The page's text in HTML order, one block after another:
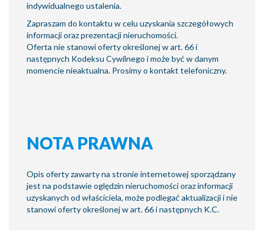
indywidualnego ustalenia.
Zapraszam do kontaktu w celu uzyskania szczegółowych
informacji oraz prezentacji nieruchomości.
Oferta nie stanowi oferty określonej w art. 66 i
następnych Kodeksu Cywilnego i może być w danym
momencie nieaktualna. Prosimy o kontakt telefoniczny.
NOTA PRAWNA
Opis oferty zawarty na stronie internetowej sporządzany
jest na podstawie oględzin nieruchomości oraz informacji
uzyskanych od właściciela, może podlegać aktualizacji i nie
stanowi oferty określonej w art. 66 i następnych K.C.